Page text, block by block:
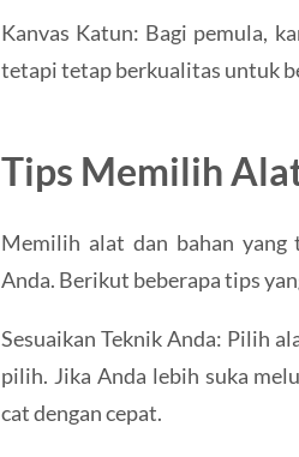
Kanvas Katun: Bagi pemula,
tetapi tetap berkualitas untuk
Tips Memilih
Memilih alat dan bahan yang
Anda. Berikut beberapa tips
Sesuaikan Teknik Anda: Pilih
pilih. Jika Anda lebih suka
cat dengan cepat.